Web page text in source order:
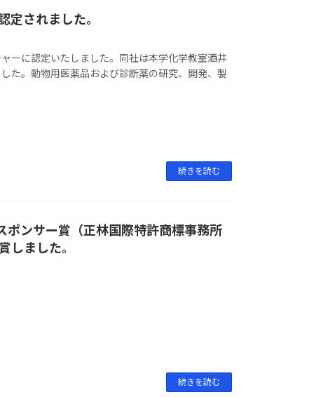
定されました。
ーに認定いたしました。同社は本学化学教室酒井
た。動物用医薬品および診断薬の研究、開発、製
続きを読む
ポンサー賞（正林国際特許商標事務所
しました。
続きを読む